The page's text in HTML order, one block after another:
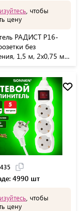
, чтобы
цену
РАДИСТ Р16-
без
1,5 м, 2х0,75 мм,
4990 шт
, чтобы
цену